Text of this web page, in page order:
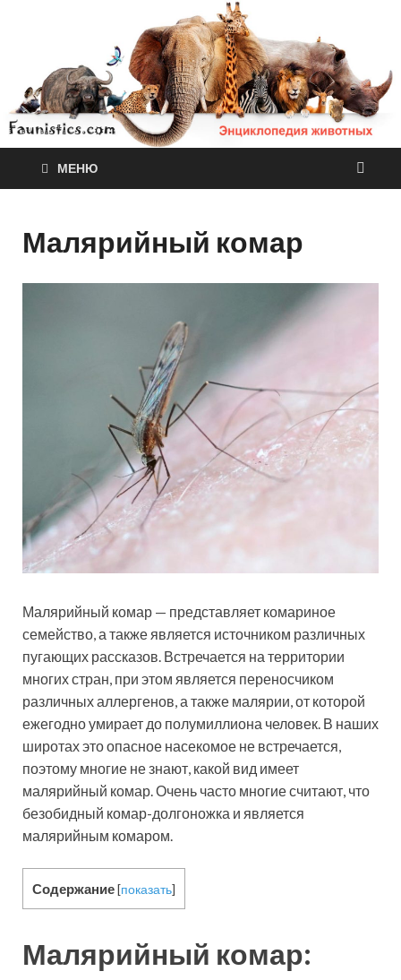
МЕНЮ
Малярийный комар
Малярийный комар — представляет комариное
семейство, а также является источником различных
пугающих рассказов. Встречается на территории
многих стран, при этом является переносчиком
различных аллергенов, а также малярии, от которой
ежегодно умирает до полумиллиона человек. В наших
широтах это опасное насекомое не встречается,
поэтому многие не знают, какой вид имеет
малярийный комар. Очень часто многие считают, что
безобидный комар-долгоножка и является
малярийным комаром.
Содержание[показать]
Малярийный комар: